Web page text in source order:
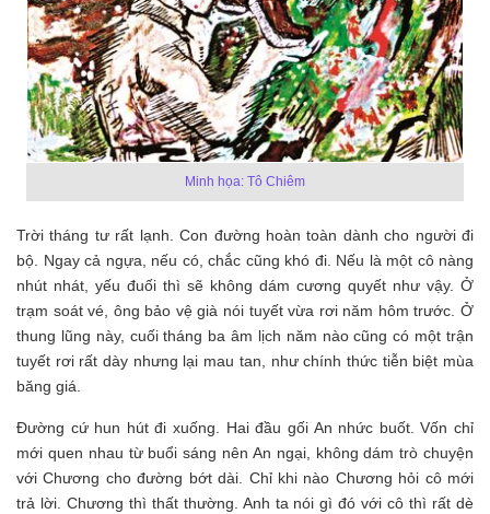
Minh họa: Tô Chiêm
Trời tháng tư rất lạnh. Con đường hoàn toàn dành cho người đi
bộ. Ngay cả ngựa, nếu có, chắc cũng khó đi. Nếu là một cô nàng
nhút nhát, yếu đuối thì sẽ không dám cương quyết như vậy. Ở
trạm soát vé, ông bảo vệ già nói tuyết vừa rơi năm hôm trước. Ở
thung lũng này, cuối tháng ba âm lịch năm nào cũng có một trận
tuyết rơi rất dày nhưng lại mau tan, như chính thức tiễn biệt mùa
băng giá.
Đường cứ hun hút đi xuống. Hai đầu gối An nhức buốt. Vốn chỉ
mới quen nhau từ buổi sáng nên An ngại, không dám trò chuyện
với Chương cho đường bớt dài. Chỉ khi nào Chương hỏi cô mới
trả lời. Chương thì thất thường. Anh ta nói gì đó với cô thì rất dè